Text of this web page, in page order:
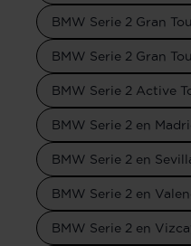
BMW Serie 2 Gran
BMW Serie 2 Gran
BMW Serie 2 Active
BMW Serie 2 en
BMW Serie 2 en
BMW Serie 2 en
BMW Serie 2 en